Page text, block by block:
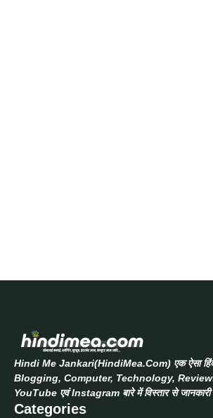
Hindi Me Jankari(HindiMea.Com) एक ऐसा
Blogging, Computer, Technology,
YouTube एवं Instagram बारे में विस्तार से जानकारी
Categories